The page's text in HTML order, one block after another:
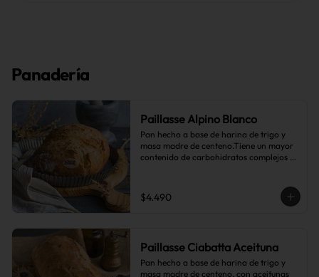
Panadería
Paillasse Alpino Blanco
Pan hecho a base de harina de trigo y
masa madre de centeno.Tiene un mayor
contenido de carbohidratos complejos
$4.490
Paillasse Ciabatta Aceituna
Pan hecho a base de harina de trigo y
masa madre de centeno, con aceitunas